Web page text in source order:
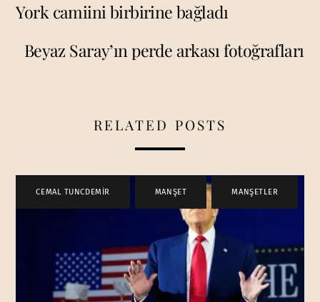
York camiini birbirine bağladı
Beyaz Saray’ın perde arkası fotoğrafları
RELATED POSTS
CEMAL TUNCDEMİR MANŞET , MANŞETLER